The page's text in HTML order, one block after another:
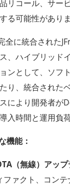
リコール、サー
る可能性がありま
全に統合された
、ハイブリッド
ンとして、ソフ
り、統合された
により開発者が
入時間と運用負
機能：
（無線）アッ
ファクト、コン